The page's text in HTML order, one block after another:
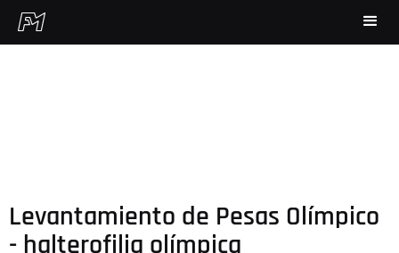
Levantamiento de Pesas Olímpico
- halterofilia olímpica